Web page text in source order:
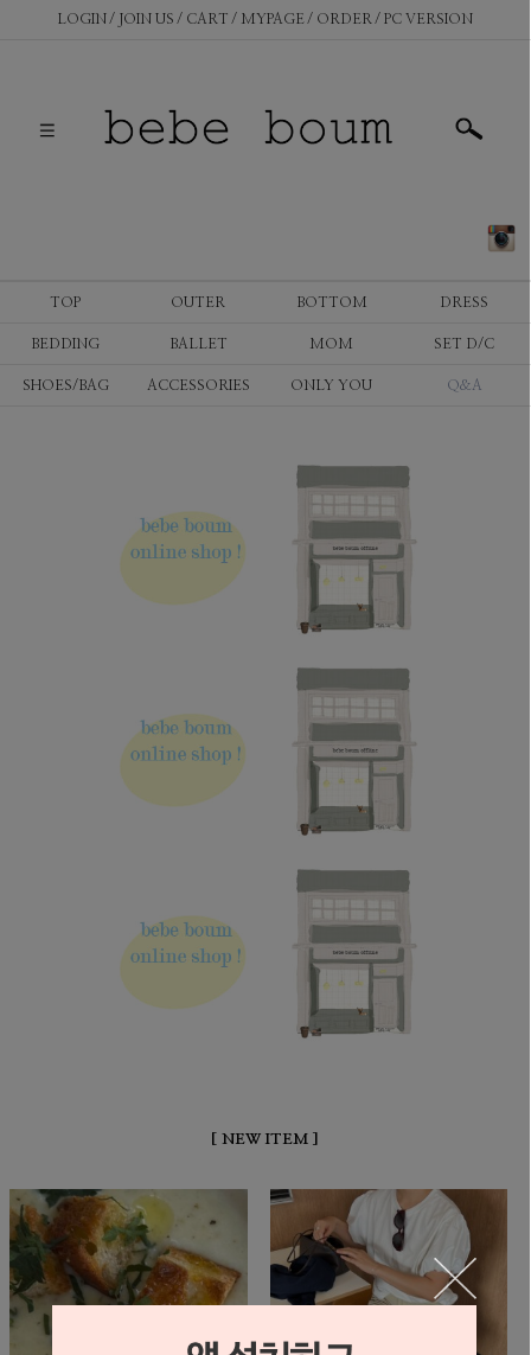
LOGIN JOIN US CART MYPAGE ORDER PC VERSION
TOP OUTER BOTTOM DRESS
BEDDING BALLET MOM SET D/C
SHOES/BAG ACCESSORIES ONLY YOU Q&A
[ NEW ITEM ]